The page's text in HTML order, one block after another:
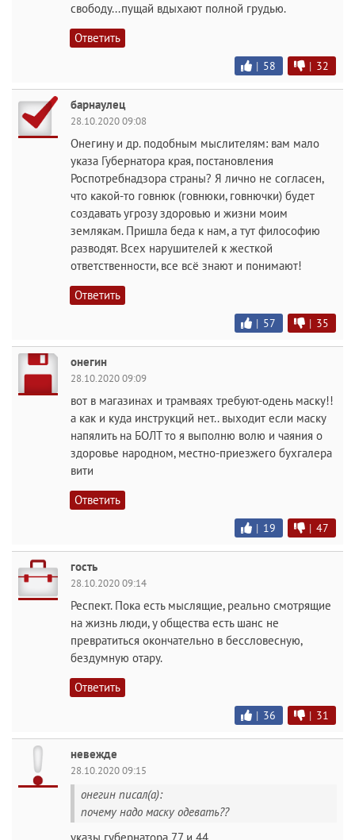
свободу...пущай вдыхают полной грудью.
Ответить
| 58 | 32
барнаулец
28.10.2020 09:08
Онегину и др. подобным мыслителям: вам мало
указа Губернатора края, постановления
Роспотребнадзора страны? Я лично не согласен,
что какой-то говнюк (говнюки, говнючки) будет
создавать угрозу здоровью и жизни моим
землякам. Пришла беда к нам, а тут философию
разводят. Всех нарушителей к жесткой
ответственности, все всё знают и понимают!
Ответить
| 57 | 35
онегин
28.10.2020 09:09
вот в магазинах и трамваях требуют-одень маску!!
а как и куда инструкций нет.. выходит если маску
напялить на БОЛТ то я выполню волю и чаяния о
здоровье народном, местно-приезжего бухгалера
вити
Ответить
| 19 | 47
гость
28.10.2020 09:14
Респект. Пока есть мыслящие, реально смотрящие
на жизнь люди, у общества есть шанс не
превратиться окончательно в бессловесную,
бездумную отару.
Ответить
| 36 | 31
невежде
28.10.2020 09:15
онегин писал(а):
почему надо маску одевать??
указы губернатора 77 и 44